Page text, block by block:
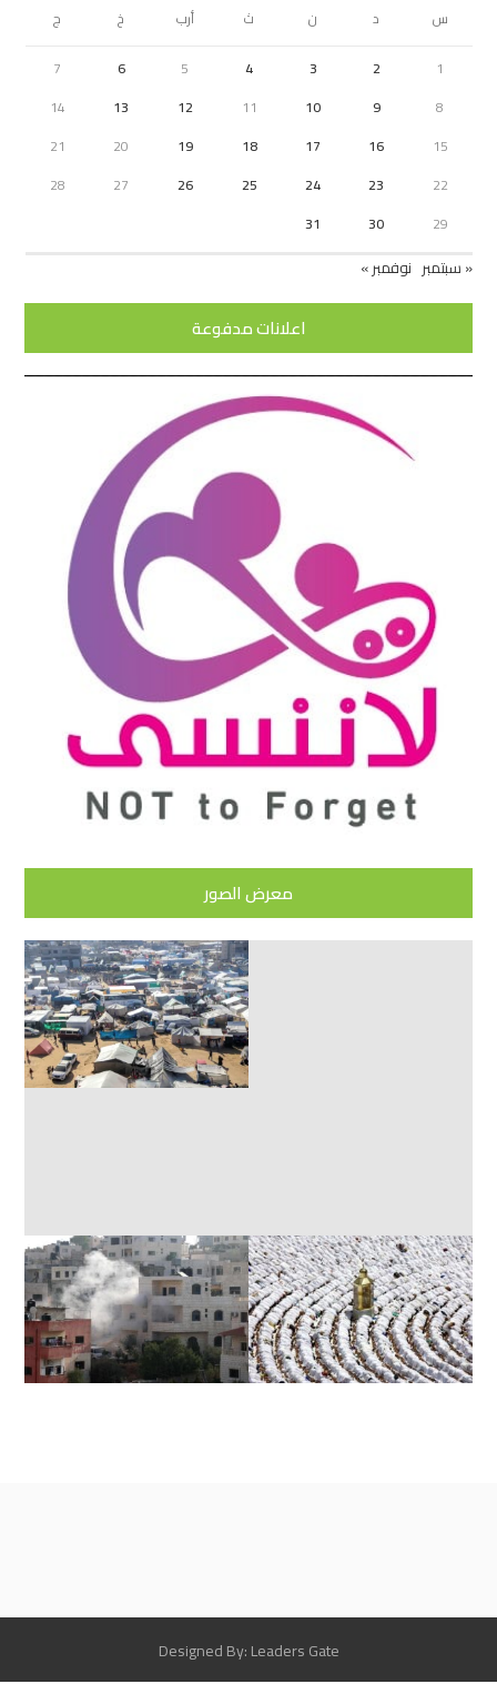
س د ن ث أرب خ
ج
1
2
3
4
5
6
7
8
9
10
11
12
13
14
15
16
17
18
19
20
21
22
23
24
25
26
27
28
29
30
31
« سبتمبر نوفمبر »
اعلانات مدفوعة
معرض الصور
Designed By: Leaders Gate